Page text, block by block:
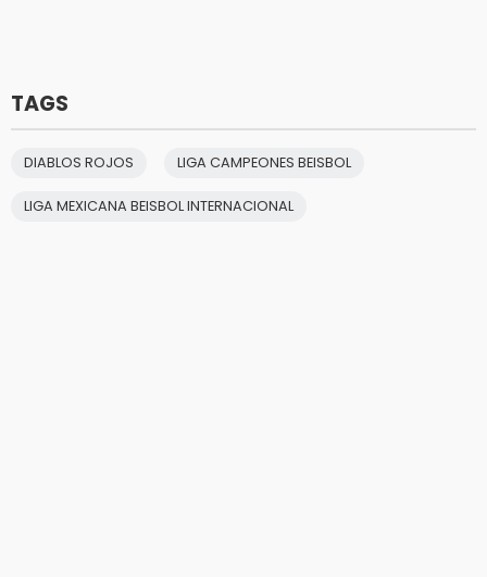
TAGS
DIABLOS ROJOS LIGA CAMPEONES BEISBOL
LIGA MEXICANA BEISBOL INTERNACIONAL